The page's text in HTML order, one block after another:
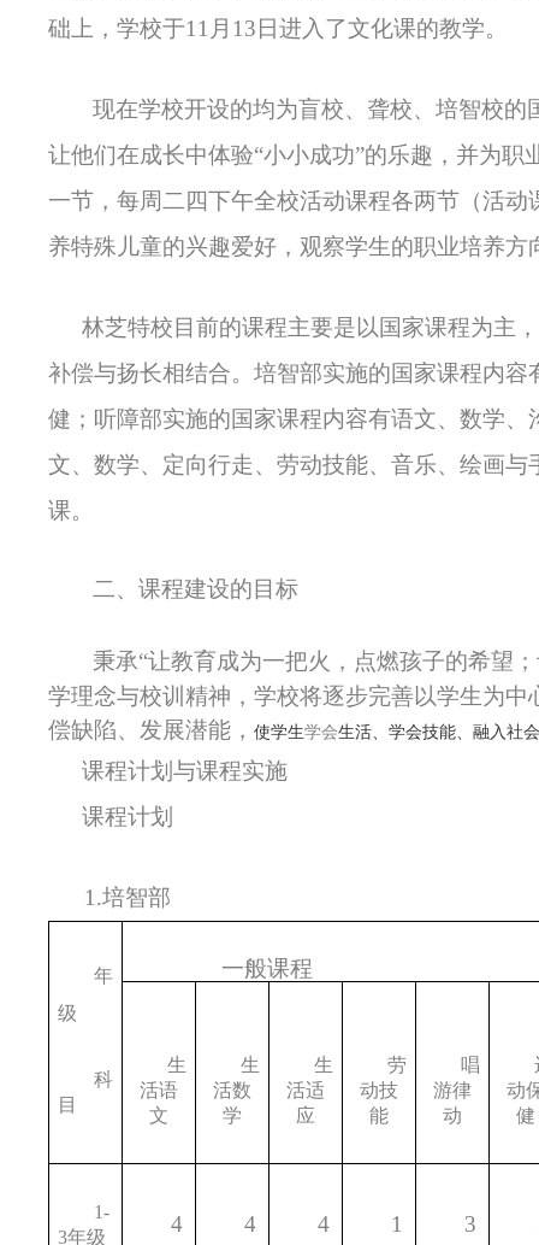
础上，学校于11月13日进入了文化课的教学。
现在学校开设的均为盲校、聋校、培智校
让他们在成长中体验“小小成功”的乐趣，并为
一节，每周二四下午全校活动课程各两节（活
养特殊儿童的兴趣爱好，观察学生的职业培养
林芝特校目前的课程主要是以 国家课程为主
补偿与扬长相结合。培智部实施的国家课程内
健；听障部实施的国家课程内容有语文、数学
文、数学、定向行走、劳动技能、音乐、绘画
课。
二、课程建设的目标
秉承“让教育成为一把火，点燃孩子的希望
学理念与校训精神，学校将逐步完善以学生为
偿缺陷、发展潜能， 使学生学会生活、学会技能、融入社
课程计划与课程实施
课程计划
1.培智部
年
级
科
目
一般课程
生
活语
文
生
活数
学
生
活适
应
劳
动技
能
唱
游律
动
动
健
1-
3年级
4 4 4 1 3